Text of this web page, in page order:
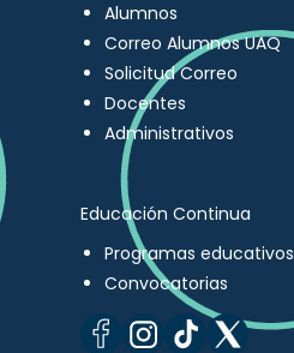
Alumnos
Correo Alumnos UAQ
Solicitud Correo
Docentes
Administrativos
Educación Continua
Programas educativos
Convocatorias